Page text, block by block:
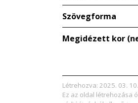
Szövegforma
Megidézett kor
Létrehozva: 2025. 03. 10.
Ez az oldal létrehozása